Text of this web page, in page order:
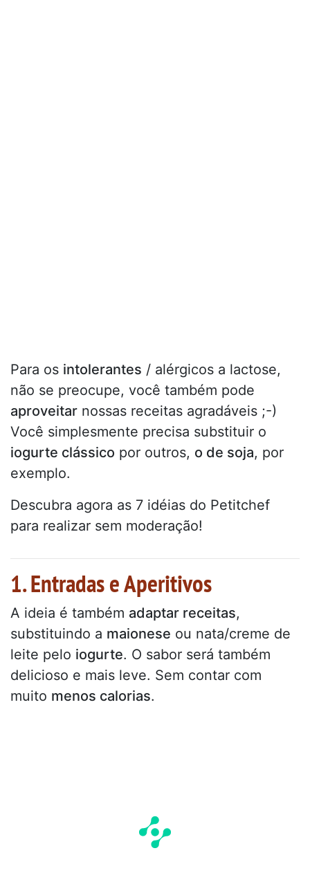
Para os intolerantes / alérgicos a lactose,
não se preocupe, você também pode
aproveitar nossas receitas agradáveis ;-)
Você simplesmente precisa substituir o
iogurte clássico por outros, o de soja, por
exemplo.
Descubra agora as 7 idéias do Petitchef
para realizar sem moderação!
1. Entradas e Aperitivos
A ideia é também adaptar receitas,
substituindo a maionese ou nata/creme de
leite pelo iogurte. O sabor será também
delicioso e mais leve. Sem contar com
muito menos calorias.